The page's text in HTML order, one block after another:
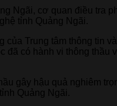
Ngãi, cơ quan điều tra
tỉnh Quảng Ngãi.
của Trung tâm thông tin
đã có hành vi thông thầu
gây hậu quả nghiêm
Quảng Ngãi.